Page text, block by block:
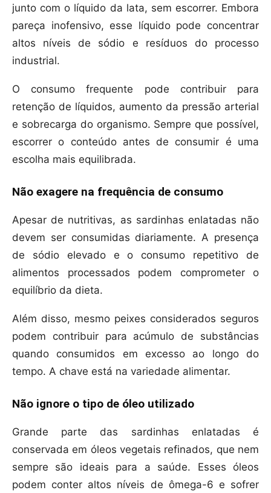
junto com o líquido da lata, sem escorrer. Embora
pareça inofensivo, esse líquido pode concentrar
altos níveis de sódio e resíduos do processo
industrial.
O consumo frequente pode contribuir para
retenção de líquidos, aumento da pressão arterial
e sobrecarga do organismo. Sempre que possível,
escorrer o conteúdo antes de consumir é uma
escolha mais equilibrada.
Não exagere na frequência de consumo
Apesar de nutritivas, as sardinhas enlatadas não
devem ser consumidas diariamente. A presença
de sódio elevado e o consumo repetitivo de
alimentos processados podem comprometer o
equilíbrio da dieta.
Além disso, mesmo peixes considerados seguros
podem contribuir para acúmulo de substâncias
quando consumidos em excesso ao longo do
tempo. A chave está na variedade alimentar.
Não ignore o tipo de óleo utilizado
Grande parte das sardinhas enlatadas é
conservada em óleos vegetais refinados, que nem
sempre são ideais para a saúde. Esses óleos
podem conter altos níveis de ômega-6 e sofrer